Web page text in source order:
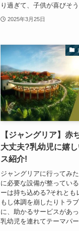
り過ぎて、子供が喜びそ
2025年3月25日
【ジャングリア】赤
大丈夫?乳幼児に嬉
ス紹介!
ジャングリアに行ってみ
に必要な設備が整ってい
ーは持ち込める?それとも
もし体調を崩したりトラ
に、助かるサービスがあ
乳幼児を連れてテーマパ